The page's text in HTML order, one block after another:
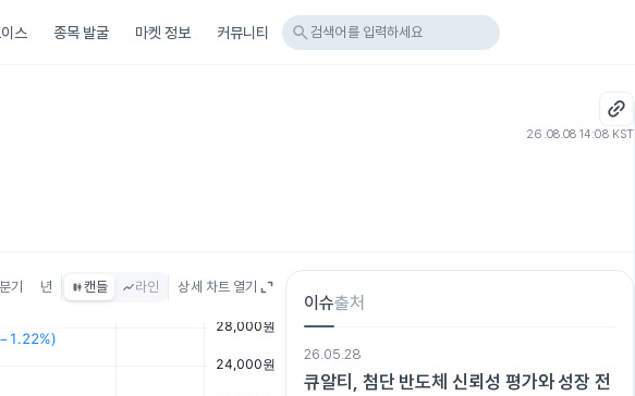
스 종목 발굴 마켓 정보 커뮤니티 search 검색어를 입력하세요
26.08.08 14:08 KST
분기 년 캔들 라인 상세 차트 열기
이슈출처
26.05.28
큐알티, 첨단 반도체 신뢰성 평가와 성장 전